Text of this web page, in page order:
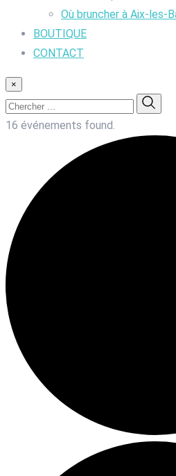
Où bruncher à Aix-les-
BOUTIQUE
CONTACT
×
16 événements found.